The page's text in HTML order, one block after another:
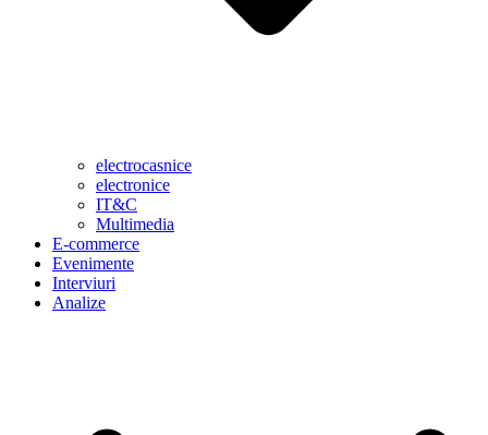
electrocasnice
electronice
IT&C
Multimedia
E-commerce
Evenimente
Interviuri
Analize